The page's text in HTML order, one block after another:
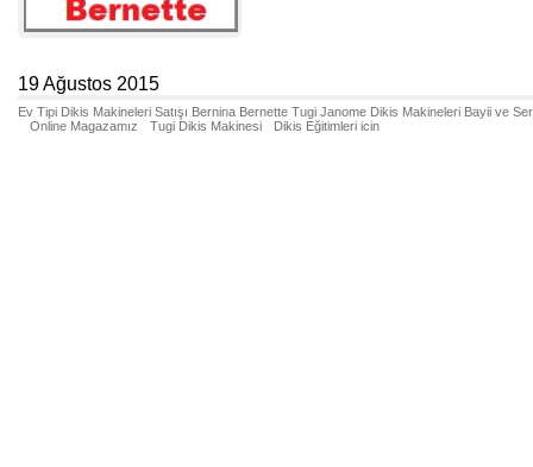
19 Ağustos 2015
Ev Tipi Dikis Makineleri Satışı Bernina Bernette Tugi Janome Dikis Makineleri Bayii ve
Online Magazamız
Tugi Dikis Makinesi Dikis Eğitimleri icin